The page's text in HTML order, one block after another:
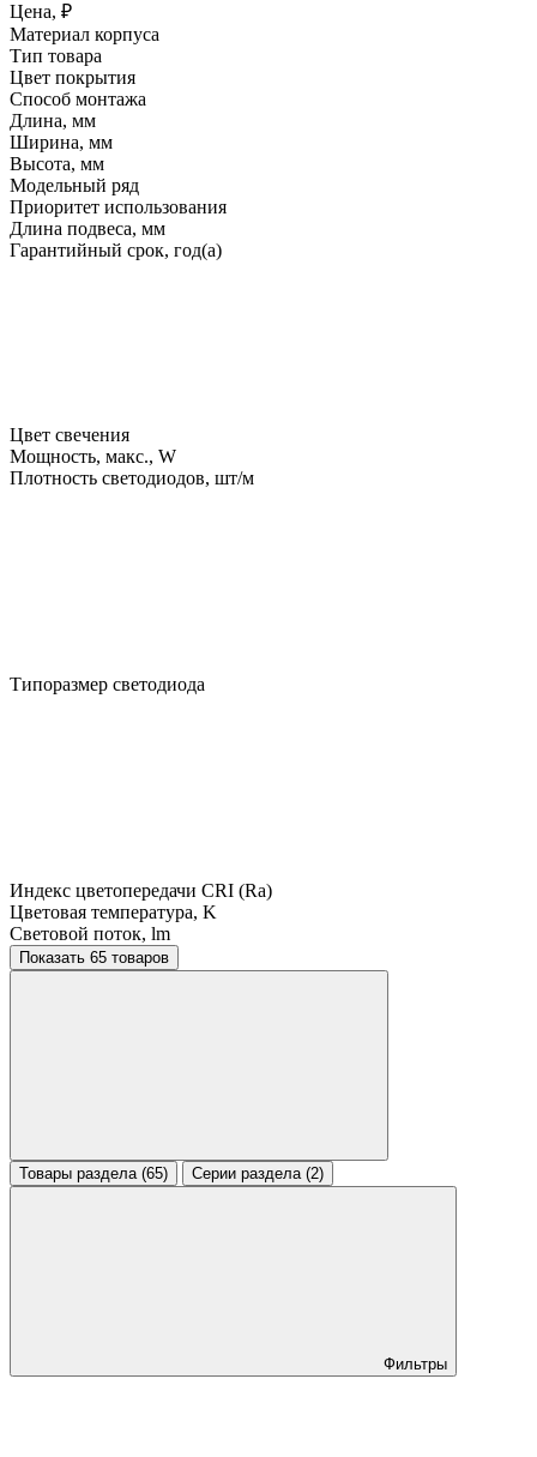
Цена, ₽
Материал корпуса
Тип товара
Цвет покрытия
Способ монтажа
Длина, мм
Ширина, мм
Высота, мм
Модельный ряд
Приоритет использования
Длина подвеса, мм
Гарантийный срок, год(а)
Цвет свечения
Мощность, макс., W
Плотность светодиодов, шт/м
Типоразмер светодиода
Индекс цветопередачи CRI (Ra)
Цветовая температура, K
Световой поток, lm
Показать 65 товаров
Товары раздела (65) Серии раздела (2)
Фильтры